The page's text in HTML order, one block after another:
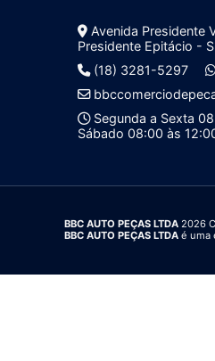
Avenida Presidente
Presidente Epitácio -
(18) 3281-5297
Segunda a Sexta
Sábado 08:00 às
BBC AUTO PEÇAS LTDA 2026
BBC AUTO PEÇAS LTDA é uma